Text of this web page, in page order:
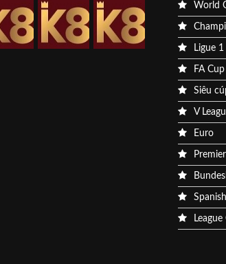
World
Ligue 1
FA Cup
Siêu
V
Euro
League